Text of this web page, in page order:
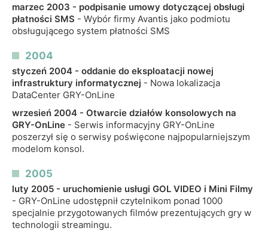
marzec 2003 - podpisanie umowy dotyczącej obsługi
płatności SMS - Wybór firmy Avantis jako podmiotu
obsługującego system płatności SMS
2004
styczeń 2004 - oddanie do eksploatacji nowej
infrastruktury informatycznej - Nowa lokalizacja
DataCenter GRY-OnLine
wrzesień 2004 - Otwarcie działów konsolowych na
GRY-OnLine - Serwis informacyjny GRY-OnLine
poszerzył się o serwisy poświęcone najpopularniejszym
modelom konsol.
2005
luty 2005 - uruchomienie usługi GOL VIDEO i Mini Filmy
- GRY-OnLine udostępnił czytelnikom ponad 1000
specjalnie przygotowanych filmów prezentujących gry w
technologii streamingu.